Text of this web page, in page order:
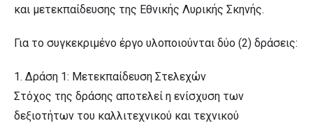
και μετεκπαίδευσης της Εθνικής Λυρικής Σκηνής.
Για το συγκεκριμένο έργο υλοποιούνται δύο (2) δράσεις:
1. Δράση 1: Μετεκπαίδευση Στελεχών
Στόχος της δράσης αποτελεί η ενίσχυση των
δεξιοτήτων του καλλιτεχνικού και τεχνικού